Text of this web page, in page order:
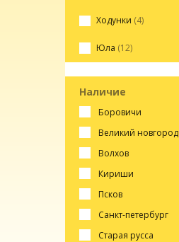
Ходунки (4)
Юла (12)
Наличие
боровичи
великий новгород
волхов
кириши
псков
санкт-петербург
старая русса